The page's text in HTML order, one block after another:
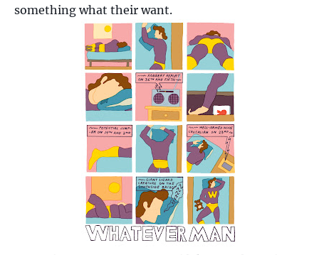
something what their want.